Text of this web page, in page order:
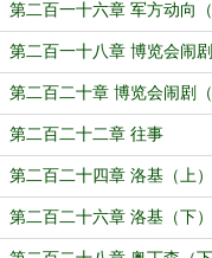
第二百一十六章 军方动向（
第二百一十八章 博览会闹剧
第二百二十章 博览会闹剧（
第二百二十二章 往事
第二百二十四章 洛基（上）
第二百二十六章 洛基（下）